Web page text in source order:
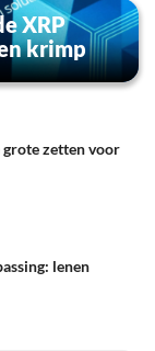
XRP
krimp
grote zetten voor
lenen